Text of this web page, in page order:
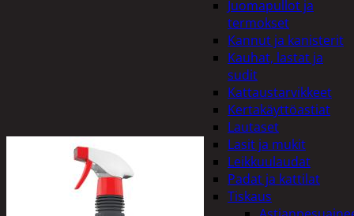
Juomapullot ja
termokset
Kannut ja kanisterit
Kauhat, lastat ja
sudit
Kattaustarvikkeet
Kertakäyttöastiat
Lautaset
Lasit ja mukit
Leikkuulaudat
Padat ja kattilat
Tiskaus